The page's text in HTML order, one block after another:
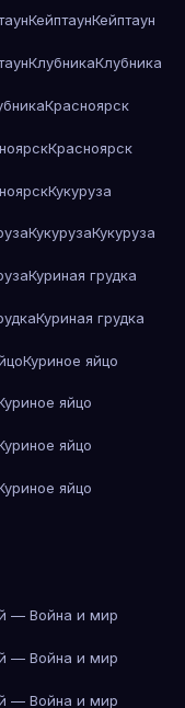
КейптаунКейптаун
КлубникаКлубника
Красноярск
Красноярск
Кукуруза
КукурузаКукуруза
Куриная грудка
Куриная грудка
Куриное яйцо
яйцо
яйцо
яйцо
— Война и мир
— Война и мир
— Война и мир